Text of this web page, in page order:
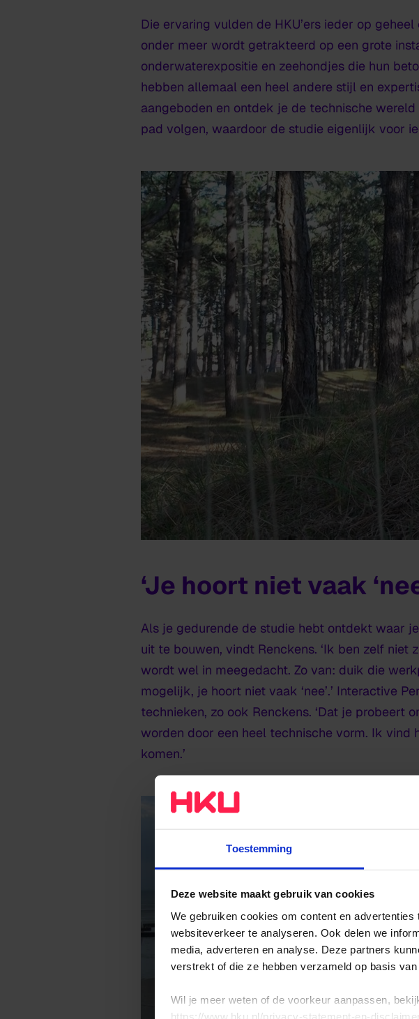
Toestemming
Deze website maakt gebruik van cookies
We gebruiken cookies om content en
websiteverkeer te analyseren. Ook delen we
media, adverteren en analyse. Deze partners
verstrekt of die ze hebben verzameld op basis
Wil je meer weten of de voorkeur aanpassen,
https://www.hku.nl/privacy-statement-en-
Die ervaring vulden de HKU’ers ieder op
onder meer wordt getrakteerd op een grote
onderwaterexpositie en zeehondjes die hun
hebben allemaal een heel andere stijl en
aangeboden en ontdek je de technische
pad volgen, waardoor de studie eigenlijk voor
‘Je hoort niet vaak
Als je gedurende de studie hebt ontdekt waar
uit te bouwen, vindt Renckens. ‘Ik ben zelf
wordt wel in meegedacht. Zo van: duik die
mogelijk, je hoort niet vaak ‘nee’.’ Interactive
technieken, zo ook Renckens. ‘Dat je probeert
worden door een heel technische vorm. Ik
komen.’